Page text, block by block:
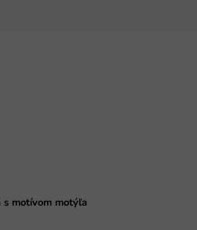
s motívom motýľa